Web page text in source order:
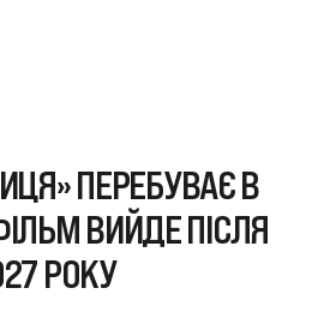
ПЕРЕБУВАЄ В
ВИЙДЕ ПІСЛЯ
РОКУ